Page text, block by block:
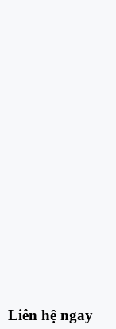
Liên hệ ngay